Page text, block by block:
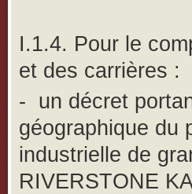
I.1.4. Pour le
et des carrières :
- un décret
géographique du
industrielle de
RIVERSTONE